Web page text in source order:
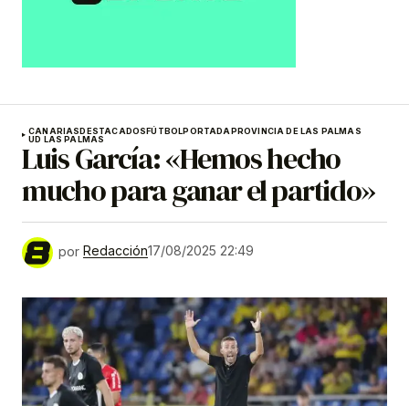
CANARIASDESTACADOSFÚTBOLPORTADAPROVINCIA DE LAS PALMAS
UD LAS PALMAS
Luis García: «Hemos hecho
mucho para ganar el partido»
por Redacción17/08/2025 22:49